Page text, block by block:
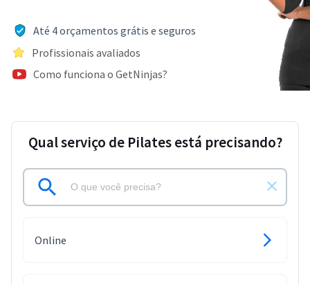
Até 4 orçamentos grátis e seguros
Profissionais avaliados
Como funciona o GetNinjas?
Qual serviço de Pilates está precisando?
Online